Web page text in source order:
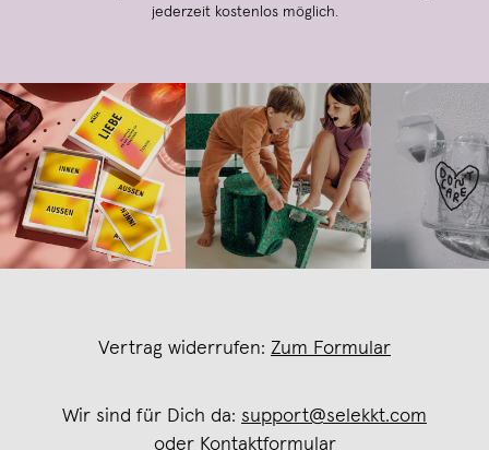
jederzeit kostenlos möglich.
Vertrag widerrufen: Zum Formular
Wir sind für Dich da: support@selekkt.com
oder Kontaktformular